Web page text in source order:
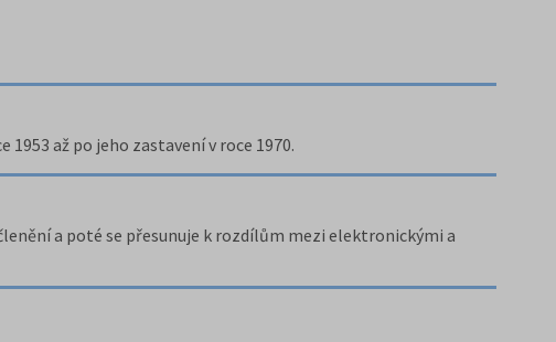
až po jeho zastavení v roce 1970.
a poté se přesunuje k rozdílům mezi elektronickými a